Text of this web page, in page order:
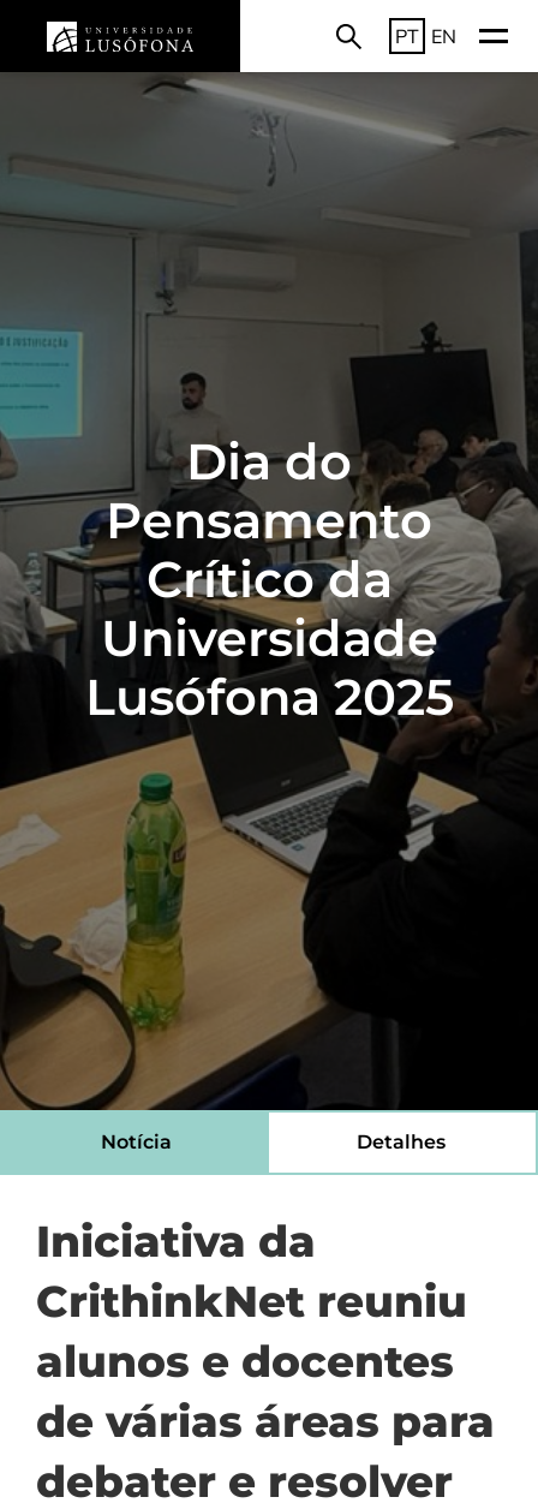
PT EN
Dia do
Pensamento
Crítico da
Universidade
Lusófona 2025
Notícia Detalhes
Iniciativa da
CrithinkNet reuniu
alunos e docentes
de várias áreas para
debater e resolver